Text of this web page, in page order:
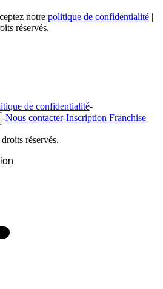
notre politique de confidentialité |
réservés.
de confidentialité-
-Nous contacter-Inscription Franchise
réservés.